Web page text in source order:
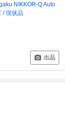
NIKKOR-Q Auto
/ 現状品
出品